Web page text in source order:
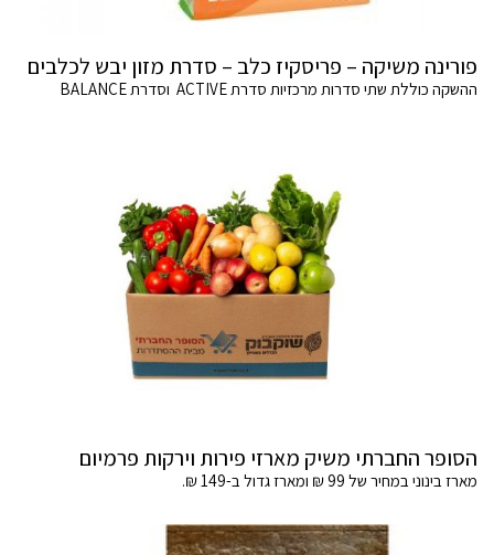
פורינה משיקה – פריסקיז כלב – סדרת מזון יבש לכלבים
ההשקה כוללת שתי סדרות מרכזיות סדרת ACTIVE וסדרת BALANCE
הסופר החברתי משיק מארזי פירות וירקות פרמיום
מארז בינוני במחיר של 99 ₪ ומארז גדול ב-149 ₪.